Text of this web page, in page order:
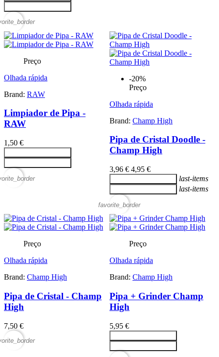
Preço
Olhada rápida
Brand: RAW
Limpiador de Pipa -
RAW
1,50 €
-20%
Preço
Olhada rápida
Brand: Champ High
Pipa de Cristal Doodle -
Champ High
3,96 € 4,95 €
last-items
last-items
favorite_border
Preço
Olhada rápida
Brand: Champ High
Pipa de Cristal - Champ
High
7,50 €
Preço
Olhada rápida
Brand: Champ High
Pipa + Grinder Champ
High
5,95 €